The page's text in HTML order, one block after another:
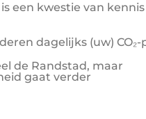
een kwestie van
dagelijks (uw)
de Randstad, maar
gaat verder